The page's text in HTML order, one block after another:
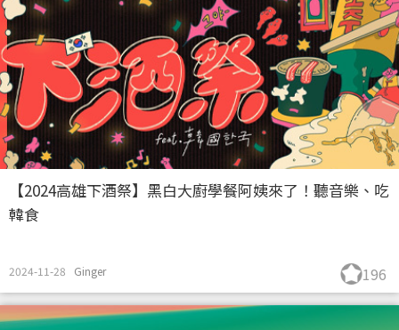
【2024高雄下酒祭】黑白大廚學餐阿姨來了！聽音樂、吃
韓食
2024-11-28 Ginger 196